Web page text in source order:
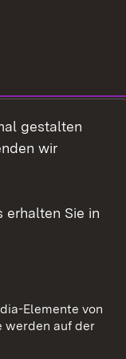
gestalten
wir
erhalten Sie in
Elemente von
werden auf der